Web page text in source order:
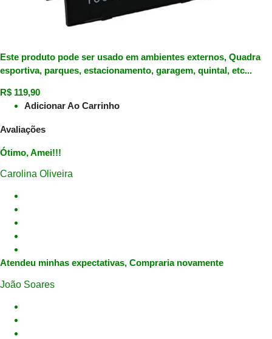
Este produto pode ser usado em ambientes externos, Quadra
esportiva, parques, estacionamento, garagem, quintal, etc...
R$ 119,90
Adicionar Ao Carrinho
Avaliações
Ótimo, Amei!!!
Carolina Oliveira
Atendeu minhas expectativas, Compraria novamente
João Soares